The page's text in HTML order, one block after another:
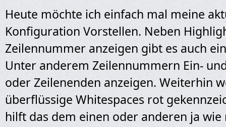
Heute möchte ich einfach mal meine
Konfiguration Vorstellen. Neben
Zeilennummer anzeigen gibt es auch
Unter anderem Zeilennummern Ein-
oder Zeilenenden anzeigen. Weiterhin
überflüssige Whitespaces rot
hilft das dem einen oder anderen ja wie